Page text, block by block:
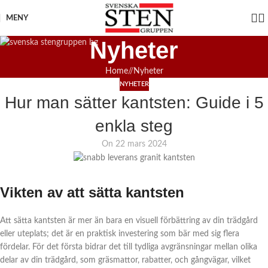
MENY
Nyheter
Home/ Nyheter
NYHETER
Hur man sätter kantsten: Guide i 5
enkla steg
On 22 mars 2024
Vikten av att sätta kantsten
Att sätta kantsten är mer än bara en visuell förbättring av din trädgård
eller uteplats; det är en praktisk investering som bär med sig flera
fördelar. För det första bidrar det till tydliga avgränsningar mellan olika
delar av din trädgård, som gräsmattor, rabatter, och gångvägar, vilket